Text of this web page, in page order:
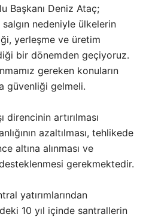
Başkanı Deniz Ataç;
salgın nedeniyle ülkelerin
yerleşme ve üretim
bir dönemden geçiyoruz.
gereken konuların
güvenliği gelmeli.
artırılması
azaltılması, tehlikede
altına alınması ve
gerekmektedir.
yatırımlarından
10 yıl içinde santrallerin